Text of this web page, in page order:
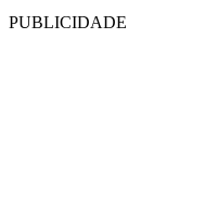
PUBLICIDADE